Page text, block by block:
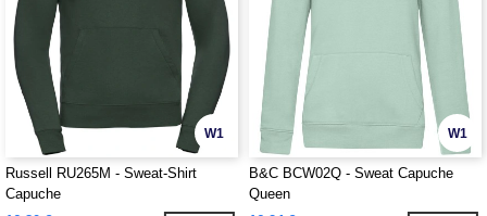
W1
Russell RU265M - Sweat-Shirt
Capuche
W1
B&C BCW02Q - Sweat Capuche
Queen